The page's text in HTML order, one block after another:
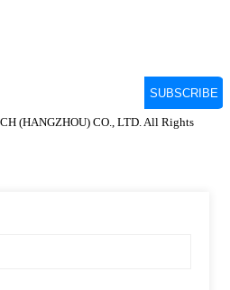
(HANGZHOU) CO., LTD. All Rights